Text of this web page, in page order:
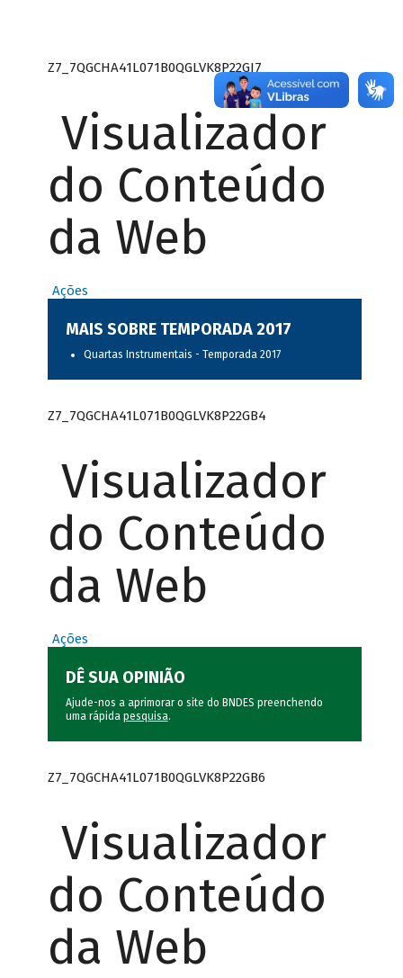
Z7_7QGCHA41L071B0QGLVK8P22GJ7
Visualizador
do Conteúdo
da Web
Ações
MAIS SOBRE TEMPORADA 2017
Quartas Instrumentais - Temporada 2017
Z7_7QGCHA41L071B0QGLVK8P22GB4
Visualizador
do Conteúdo
da Web
Ações
DÊ SUA OPINIÃO
Ajude-nos a aprimorar o site do BNDES preenchendo
uma rápida pesquisa.
Z7_7QGCHA41L071B0QGLVK8P22GB6
Visualizador
do Conteúdo
da Web